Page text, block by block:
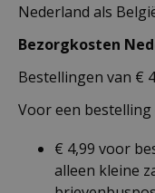
Nederland als
Bezorgkosten
Bestellingen van €
Voor een bestelling
€ 4,99 voor
alleen kleine